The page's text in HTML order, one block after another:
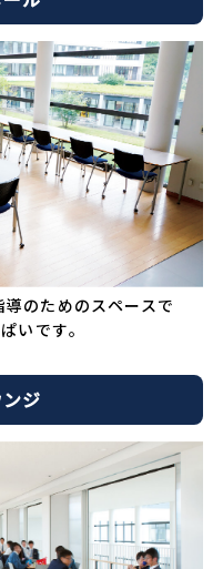
のためのスペースで
いです。
ジ